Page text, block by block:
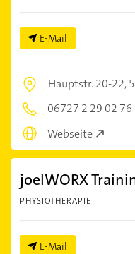
E-Mail
Hauptstr. 20-22,
06727 2 29 02 76
Webseite
joelWORX
PHYSIOTHERAPIE
E-Mail